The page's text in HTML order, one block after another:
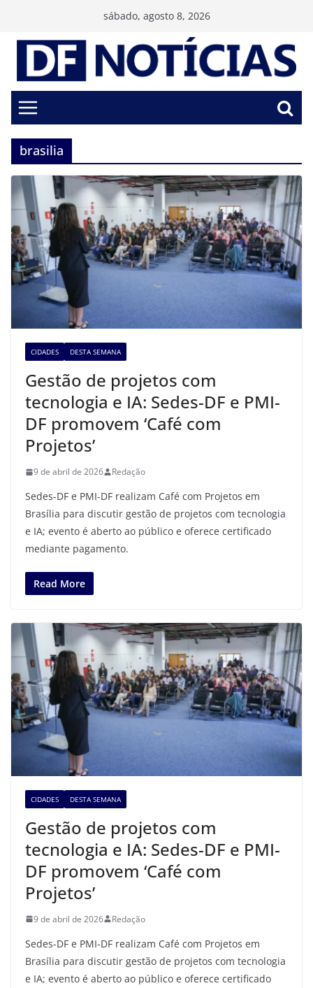
conteúdo
sábado, agosto 8, 2026
brasilia
CIDADES DESTA SEMANA
Gestão de projetos com
tecnologia e IA: Sedes-DF e PMI-
DF promovem ‘Café com
Projetos’
9 de abril de 2026 Redação
Sedes-DF e PMI-DF realizam Café com Projetos em
Brasília para discutir gestão de projetos com tecnologia
e IA; evento é aberto ao público e oferece certificado
mediante pagamento.
Read More
CIDADES DESTA SEMANA
Gestão de projetos com
tecnologia e IA: Sedes-DF e PMI-
DF promovem ‘Café com
Projetos’
9 de abril de 2026 Redação
Sedes-DF e PMI-DF realizam Café com Projetos em
Brasília para discutir gestão de projetos com tecnologia
e IA; evento é aberto ao público e oferece certificado